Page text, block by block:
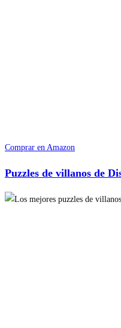
Comprar en Amazon
Puzzles de villanos de